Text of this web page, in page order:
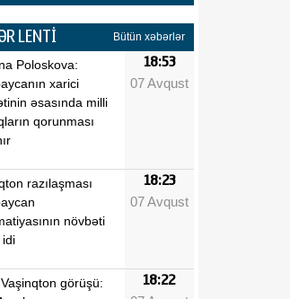
LENTİ Bütün xəbərlər
Poloskova:
xarici
əsasında milli
qorunması
18:53
07 Avqust
razılaşması
növbəti
idi
18:23
07 Avqust
görüşü:
18:22